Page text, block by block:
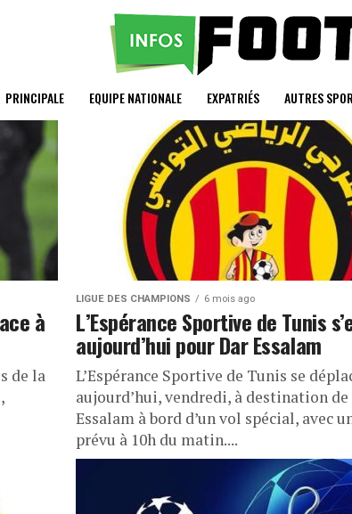
PRINCIPALE EQUIPE NATIONALE EXPATRIÉS AUTRES
à
de la
LIGUE DES CHAMPIONS 6 mois ago
L’Espérance Sportive de Tunis
aujourd’hui pour Dar Essalam
L’Espérance Sportive de Tunis se
aujourd’hui, vendredi, à destination
Essalam à bord d’un vol spécial, avec
prévu à 10h du matin....